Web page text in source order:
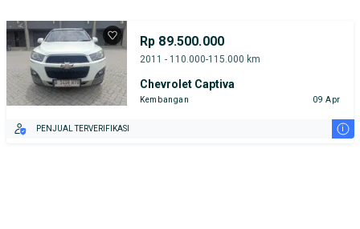
Rp 89.500.000
2011 - 110.000-115.000 km
Chevrolet Captiva
Kembangan 09 Apr
PENJUAL TERVERIFIKASI i